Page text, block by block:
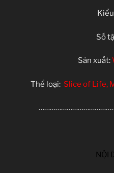
Số
Sản xuất:
Thể loại: Slice of Life,
NỘI